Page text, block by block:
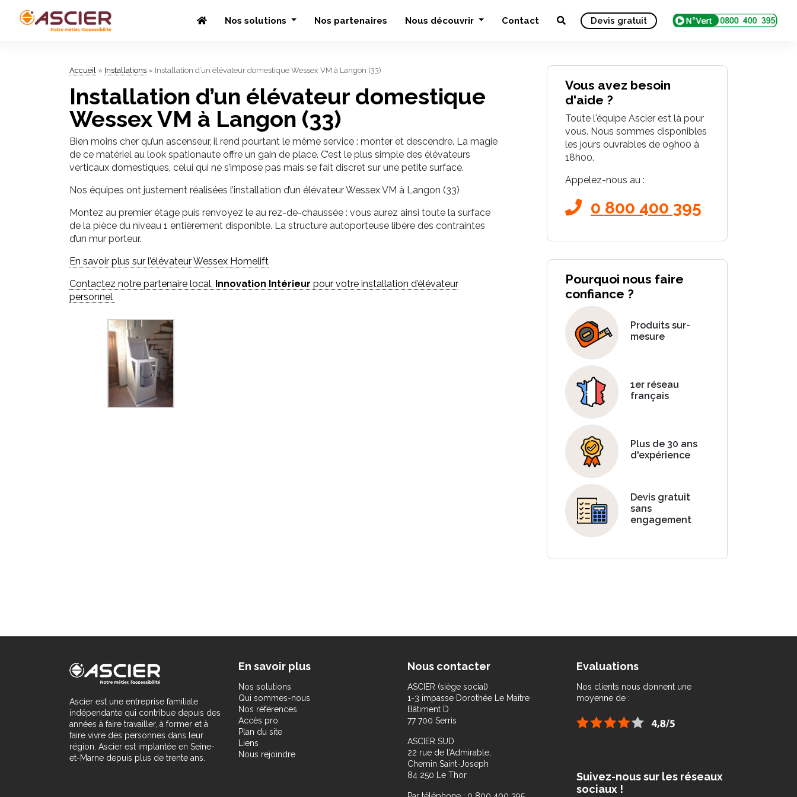
Nos solutions Nos partenaires Nous découvrir Contact Devis gratuit
Accueil » Installations » Installation d’un élévateur domestique Wessex VM à Langon (33)
Installation d’un élévateur domestique
Wessex VM à Langon (33)
Bien moins cher qu’un ascenseur, il rend pourtant le même service : monter et descendre. La magie
de ce matériel au look spationaute offre un gain de place. C’est le plus simple des élévateurs
verticaux domestiques, celui qui ne s’impose pas mais se fait discret sur une petite surface.
Nos équipes ont justement réalisées l’installation d’un élévateur Wessex VM à Langon (33)
Montez au premier étage puis renvoyez le au rez-de-chaussée : vous aurez ainsi toute la surface
de la pièce du niveau 1 entièrement disponible. La structure autoporteuse libère des contraintes
d’un mur porteur.
En savoir plus sur l’élévateur Wessex Homelift
Contactez notre partenaire local, Innovation Intérieur pour votre installation d’élévateur
personnel
Vous avez besoin
d'aide ?
Toute l'équipe Ascier est là pour
vous. Nous sommes disponibles
les jours ouvrables de 09h00 à
18h00.
Appelez-nous au :
0 800 400 395
Pourquoi nous faire
confiance ?
Produits sur-
mesure
1er réseau
français
Plus de 30 ans
d'expérience
Devis gratuit
sans
engagement
Ascier est une entreprise familiale
indépendante qui contribue depuis des
années à faire travailler, à former et à
faire vivre des personnes dans leur
région. Ascier est implantée en Seine-
et-Marne depuis plus de trente ans.
En savoir plus
Nos solutions
Qui sommes-nous
Nos références
Accès pro
Plan du site
Liens
Nous rejoindre
Nous contacter
ASCIER (siège social)
1-3 impasse Dorothée Le Maitre
Bâtiment D
77 700 Serris
ASCIER SUD
22 rue de l’Admirable,
Chemin Saint-Joseph
84 250 Le Thor
Evaluations
Nos clients nous donnent une
moyenne de :
Suivez-nous sur les réseaux
sociaux !